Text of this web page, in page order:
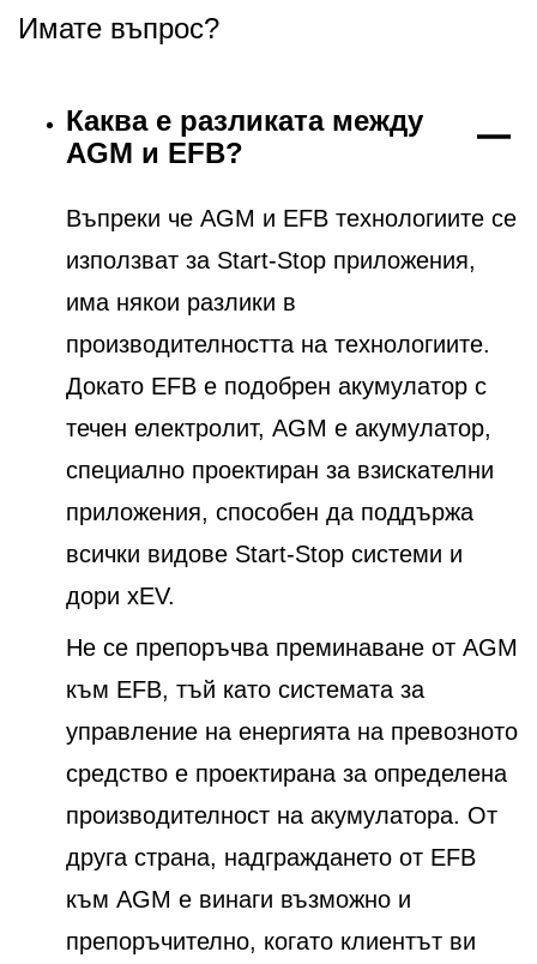
Имате въпрос?
Каква е разликата между
AGM и EFB?
Въпреки че AGM и EFB технологиите се
използват за Start-Stop приложения,
има някои разлики в
производителността на технологиите.
Докато EFB е подобрен акумулатор с
течен електролит, AGM е акумулатор,
специално проектиран за взискателни
приложения, способен да поддържа
всички видове Start-Stop системи и
дори xEV.
Не се препоръчва преминаване от AGM
към EFB, тъй като системата за
управление на енергията на превозното
средство е проектирана за определена
производителност на акумулатора. От
друга страна, надграждането от EFB
към AGM е винаги възможно и
препоръчително, когато клиентът ви